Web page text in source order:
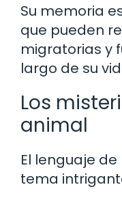
Su memoria
que pueden
migratorias y
largo de su
Los
animal
El lenguaje
tema